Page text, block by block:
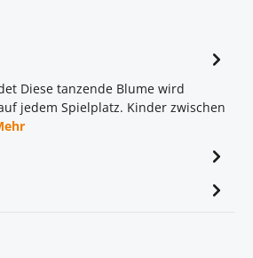
Diese tanzende Blume wird
jedem Spielplatz. Kinder zwischen